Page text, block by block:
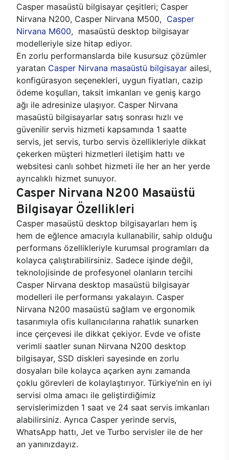
Casper masaüstü bilgisayar çeşitleri; Casper
Nirvana N200, Casper Nirvana M500, Casper
Nirvana M600, masaüstü desktop bilgisayar
modelleriyle size hitap ediyor.
En zorlu performanslarda bile kusursuz çözümler
yaratan Casper Nirvana masaüstü bilgisayar ailesi,
konfigürasyon seçenekleri, uygun fiyatları, cazip
ödeme koşulları, taksit imkanları ve geniş kargo
ağı ile adresinize ulaşıyor. Casper Nirvana
masaüstü bilgisayarlar satış sonrası hızlı ve
güvenilir servis hizmeti kapsamında 1 saatte
servis, jet servis, turbo servis özellikleriyle dikkat
çekerken müşteri hizmetleri iletişim hattı ve
websitesi canlı sohbet hizmeti ile her an her yerde
ayrıcalıklı hizmet sunuyor.
Casper Nirvana N200 Masaüstü
Bilgisayar Özellikleri
Casper masaüstü desktop bilgisayarları hem iş
hem de eğlence amacıyla kullanabilir, sahip olduğu
performans özellikleriyle kurumsal programları da
kolayca çalıştırabilirsiniz. Sadece işinde değil,
teknolojisinde de profesyonel olanların tercihi
Casper Nirvana desktop masaüstü bilgisayar
modelleri ile performansı yakalayın. Casper
Nirvana N200 masaüstü sağlam ve ergonomik
tasarımıyla ofis kullanıcılarına rahatlık sunarken
ince çerçevesi ile dikkat çekiyor. Evde ve ofiste
verimli saatler sunan Nirvana N200 desktop
bilgisayar, SSD diskleri sayesinde en zorlu
dosyaları bile kolayca açarken aynı zamanda
çoklu görevleri de kolaylaştırıyor. Türkiye’nin en iyi
servisi olma amacı ile geliştirdiğimiz
servislerimizden 1 saat ve 24 saat servis imkanları
alabilirsiniz. Ayrıca Casper yerinde servis,
WhatsApp hattı, Jet ve Turbo servisler ile de her
an yanınızdayız.